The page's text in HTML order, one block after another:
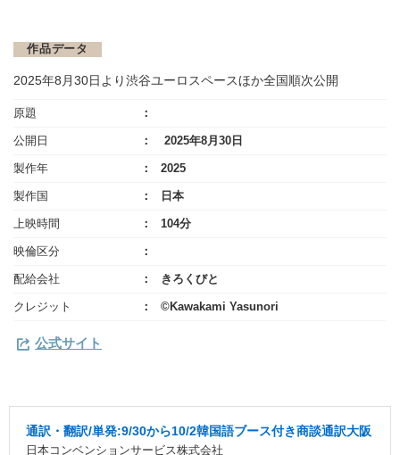
作品データ
2025年8月30日より渋谷ユーロスペースほか全国順次公開
原題
公開日 2025年8月30日
製作年 2025
製作国 日本
上映時間 104分
映倫区分
配給会社 きろくびと
クレジット ©Kawakami Yasunori
公式サイト
通訳・翻訳/単発:9/30から10/2韓国語ブース付き商談通訳大阪
日本コンベンションサービス株式会社